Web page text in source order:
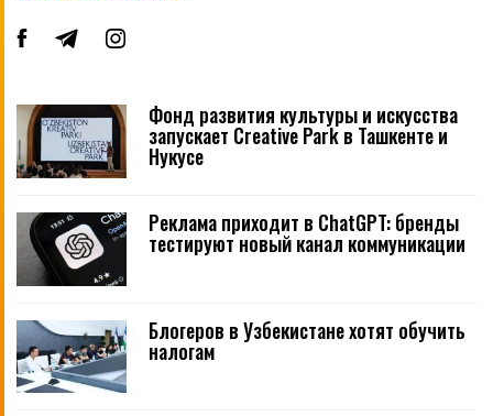
Фонд развития культуры и искусства
запускает Creative Park в Ташкенте и
Нукусе
Реклама приходит в ChatGPT: бренды
тестируют новый канал коммуникации
Блогеров в Узбекистане хотят обучить
налогам